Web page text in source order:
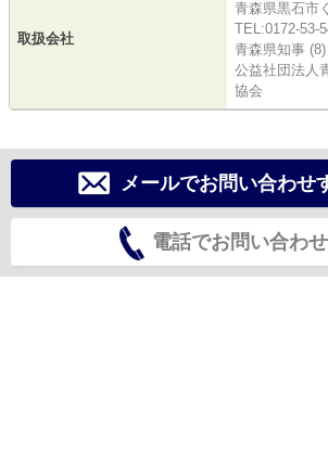
取扱会社
青森県黒石市
TEL:0172-53-
青森県知事
公益社団法人
協会
メールでお問い合わせ
電話でお問い合わ